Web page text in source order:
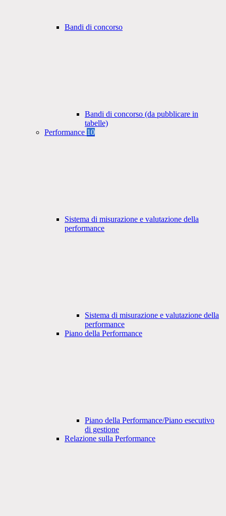
Bandi di concorso
Bandi di concorso (da pubblicare in
tabelle)
Performance 10
Sistema di misurazione e valutazione della
performance
Sistema di misurazione e valutazione della
performance
Piano della Performance
Piano della Performance/Piano esecutivo
di gestione
Relazione sulla Performance